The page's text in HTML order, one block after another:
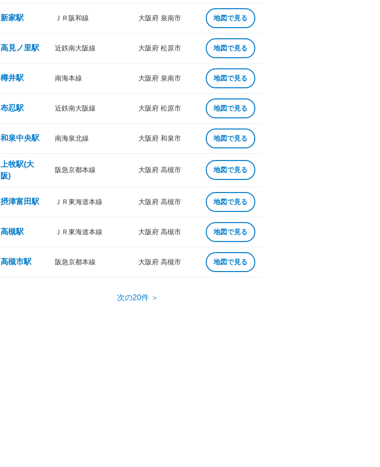
新家駅 ＪＲ阪和線 大阪府 泉南市 地図で見る
高見ノ里駅 近鉄南大阪線 大阪府 松原市 地図で見る
樽井駅 南海本線 大阪府 泉南市 地図で見る
布忍駅 近鉄南大阪線 大阪府 松原市 地図で見る
和泉中央駅 南海泉北線 大阪府 和泉市 地図で見る
上牧駅(大
阪)
阪急京都本線 大阪府 高槻市 地図で見る
摂津富田駅 ＪＲ東海道本線 大阪府 高槻市 地図で見る
高槻駅 ＪＲ東海道本線 大阪府 高槻市 地図で見る
高槻市駅 阪急京都本線 大阪府 高槻市 地図で見る
次の20件 ＞